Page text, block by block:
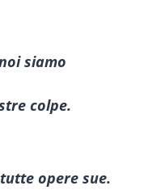
siamo
colpe.
opere sue.